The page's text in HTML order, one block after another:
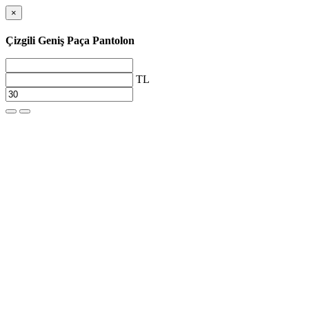
×
Çizgili Geniş Paça Pantolon
TL